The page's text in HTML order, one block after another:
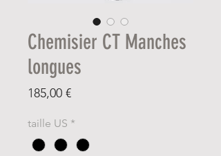
Chemisier CT Manches
longues
185,00 €Prix
taille US *